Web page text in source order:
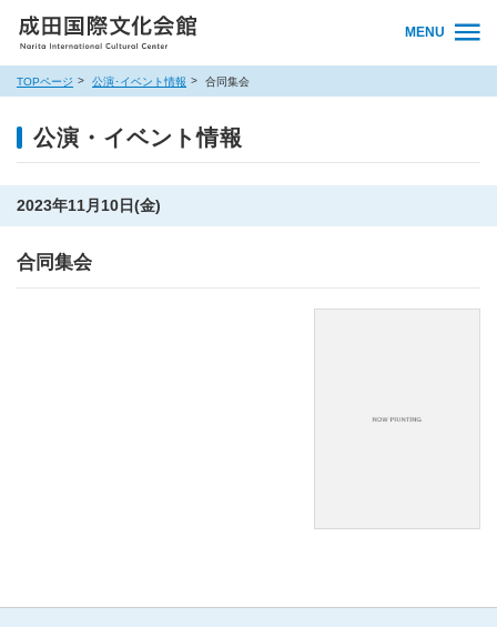
MENU
TOPページ 公演･イベント情報 合同集会
公演・イベント情報
2023年11月10日(金)
合同集会